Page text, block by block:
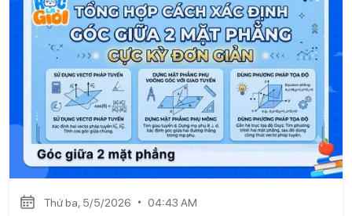
Thứ ba, 5/5/2026 04:43 AM